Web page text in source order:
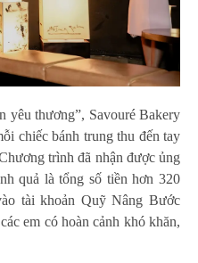
yêu thương”, Savouré Bakery
chiếc bánh trung thu đến tay
trình đã nhận được ủng
quả là tổng số tiền hơn 320
tài khoản Quỹ Nâng Bước
em có hoàn cảnh khó khăn,